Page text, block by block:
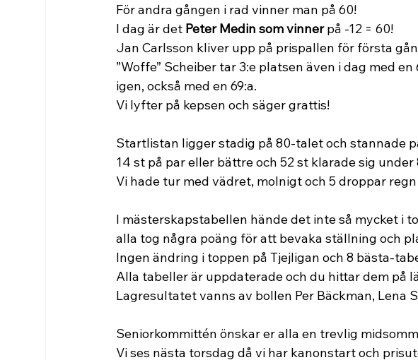
För andra gången i rad vinner man på 60!
I dag är det Peter Medin som vinner på -12 = 60!
Jan Carlsson kliver upp på prispallen för första
”Woffe” Scheiber tar 3:e platsen även i dag med
igen, också med en 69:a.
Vi lyfter på kepsen och säger grattis!
Startlistan ligger stadig på 80-talet och stannade
14 st på par eller bättre och 52 st klarade sig under
Vi hade tur med vädret, molnigt och 5 droppar regn
I mästerskapstabellen hände det inte så mycket i
alla tog några poäng för att bevaka ställning och
Ingen ändring i toppen på Tjejligan och 8 bästa-
Alla tabeller är uppdaterade och du hittar dem på
Lagresultatet vanns av bollen Per Bäckman, Lena
Seniorkommittén önskar er alla en trevlig
Vi ses nästa torsdag då vi har kanonstart och